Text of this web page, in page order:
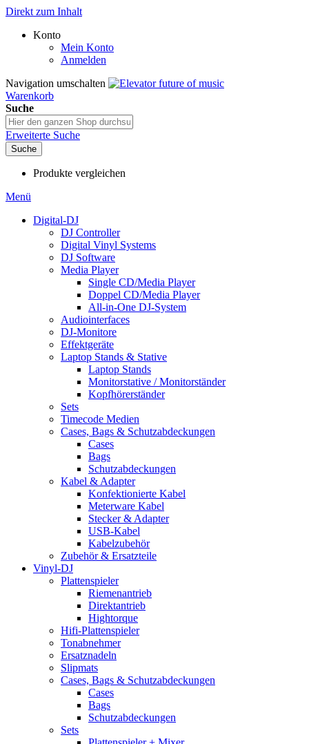
Direkt zum Inhalt
Konto
Mein Konto
Anmelden
Navigation umschalten
Warenkorb
Suche
Erweiterte Suche
Suche
Produkte vergleichen
Menü
Digital-DJ
DJ Controller
Digital Vinyl Systems
DJ Software
Media Player
Single CD/Media Player
Doppel CD/Media Player
All-in-One DJ-System
Audiointerfaces
DJ-Monitore
Effektgeräte
Laptop Stands & Stative
Laptop Stands
Monitorstative / Monitorständer
Kopfhörerständer
Sets
Timecode Medien
Cases, Bags & Schutzabdeckungen
Cases
Bags
Schutzabdeckungen
Kabel & Adapter
Konfektionierte Kabel
Meterware Kabel
Stecker & Adapter
USB-Kabel
Kabelzubehör
Zubehör & Ersatzteile
Vinyl-DJ
Plattenspieler
Riemenantrieb
Direktantrieb
Hightorque
Hifi-Plattenspieler
Tonabnehmer
Ersatznadeln
Slipmats
Cases, Bags & Schutzabdeckungen
Cases
Bags
Schutzabdeckungen
Sets